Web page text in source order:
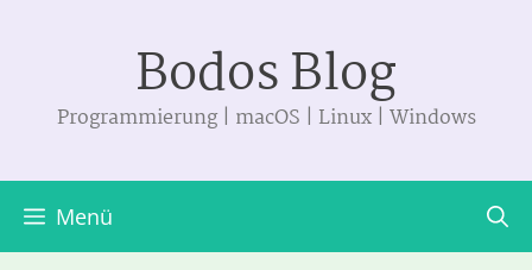
springen
Bodos Blog
Programmierung | macOS | Linux | Windows
Menü